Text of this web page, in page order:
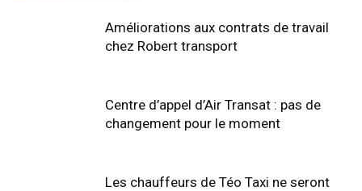
Améliorations aux contrats de travail
chez Robert transport
Centre d’appel d’Air Transat : pas de
changement pour le moment
Les chauffeurs de Téo Taxi ne seront